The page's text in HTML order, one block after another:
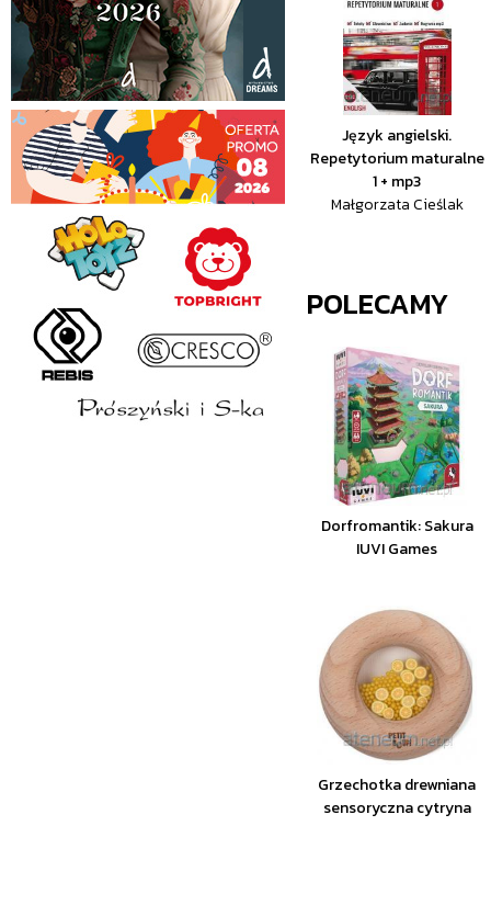
Język angielski.
Repetytorium maturalne
1 + mp3
Małgorzata Cieślak
POLECAMY
Dorfromantik: Sakura
IUVI Games
Grzechotka drewniana
sensoryczna cytryna